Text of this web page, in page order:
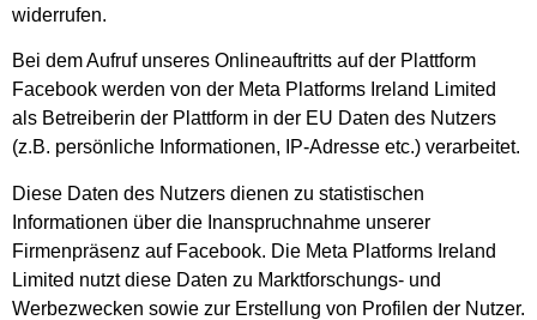
widerrufen.
Bei dem Aufruf unseres Onlineauftritts auf der Plattform
Facebook werden von der Meta Platforms Ireland Limited
als Betreiberin der Plattform in der EU Daten des Nutzers
(z.B. persönliche Informationen, IP-Adresse etc.) verarbeitet.
Diese Daten des Nutzers dienen zu statistischen
Informationen über die Inanspruchnahme unserer
Firmenpräsenz auf Facebook. Die Meta Platforms Ireland
Limited nutzt diese Daten zu Marktforschungs- und
Werbezwecken sowie zur Erstellung von Profilen der Nutzer.